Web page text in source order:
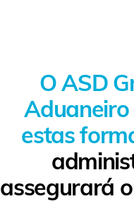
O ASD
Aduaneiro
estas
assegurará